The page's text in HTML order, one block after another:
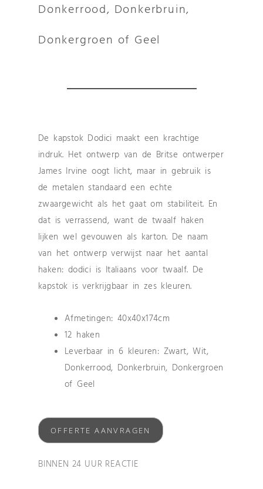
Donkerrood, Donkerbruin,
Donkergroen of Geel
De kapstok Dodici maakt een krachtige
indruk. Het ontwerp van de Britse ontwerper
James Irvine oogt licht, maar in gebruik is
de metalen standaard een echte
zwaargewicht als het gaat om stabiliteit. En
dat is verrassend, want de twaalf haken
lijken wel gevouwen als karton. De naam
van het ontwerp verwijst naar het aantal
haken: dodici is Italiaans voor twaalf. De
kapstok is verkrijgbaar in zes kleuren.
Afmetingen: 40x40x174cm
12 haken
Leverbaar in 6 kleuren: Zwart, Wit,
Donkerrood, Donkerbruin, Donkergroen
of Geel
OFFERTE AANVRAGEN
BINNEN 24 UUR REACTIE